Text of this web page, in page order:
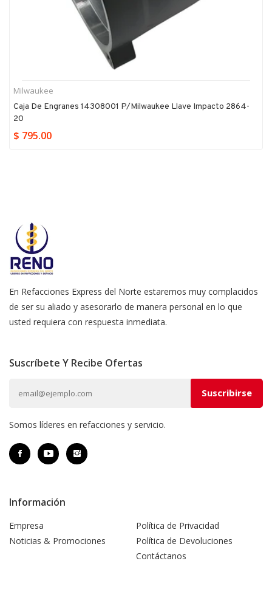
Milwaukee
Caja De Engranes 14308001 P/milwaukee Llave Impacto 2864-
20
$ 795.00
En Refacciones Express del Norte estaremos muy complacidos
de ser su aliado y asesorarlo de manera personal en lo que
usted requiera con respuesta inmediata.
Suscríbete Y Recibe Ofertas
Somos líderes en refacciones y servicio.
Información
Empresa
Noticias & Promociones
Política de Privacidad
Política de Devoluciones
Contáctanos